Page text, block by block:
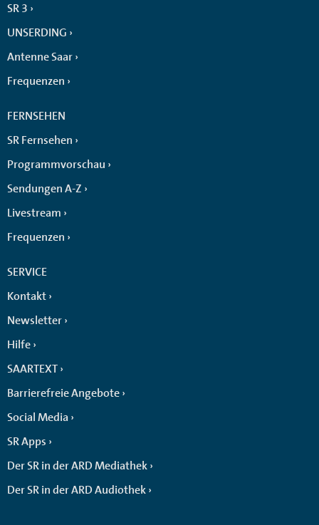
SR 3
UNSERDING
Antenne Saar
Frequenzen
FERNSEHEN
SR Fernsehen
Programmvorschau
Sendungen A-Z
Livestream
Frequenzen
SERVICE
Kontakt
Newsletter
Hilfe
SAARTEXT
Barrierefreie Angebote
Social Media
SR Apps
Der SR in der ARD Mediathek
Der SR in der ARD Audiothek